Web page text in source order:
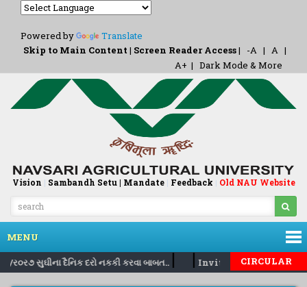
Powered by
Translate
Skip to Main Content | Screen Reader Access| -A | A |
A+ | Dark Mode & More
Vision | Sambandh Setu | Mandate| Feedback | Old NAU Website
MENU
સુઘીના દૈનિક દરો નકકી કરવા બાબત..| | Inviting nomination for
CIRCULAR